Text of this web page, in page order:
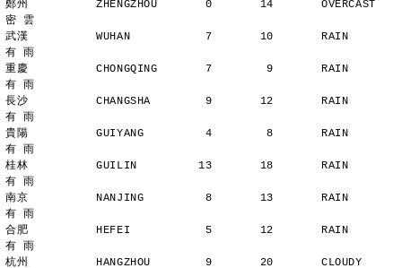
鄭州          ZHENGZHOU       0       14       OVERCAST
密 雲
武漢          WUHAN           7       10       RAIN
有 雨
重慶          CHONGQING       7        9       RAIN
有 雨
長沙          CHANGSHA        9       12       RAIN
有 雨
貴陽          GUIYANG         4        8       RAIN
有 雨
桂林          GUILIN         13       18       RAIN
有 雨
南京          NANJING         8       13       RAIN
有 雨
合肥          HEFEI           5       12       RAIN
有 雨
杭州          HANGZHOU        9       20       CLOUDY